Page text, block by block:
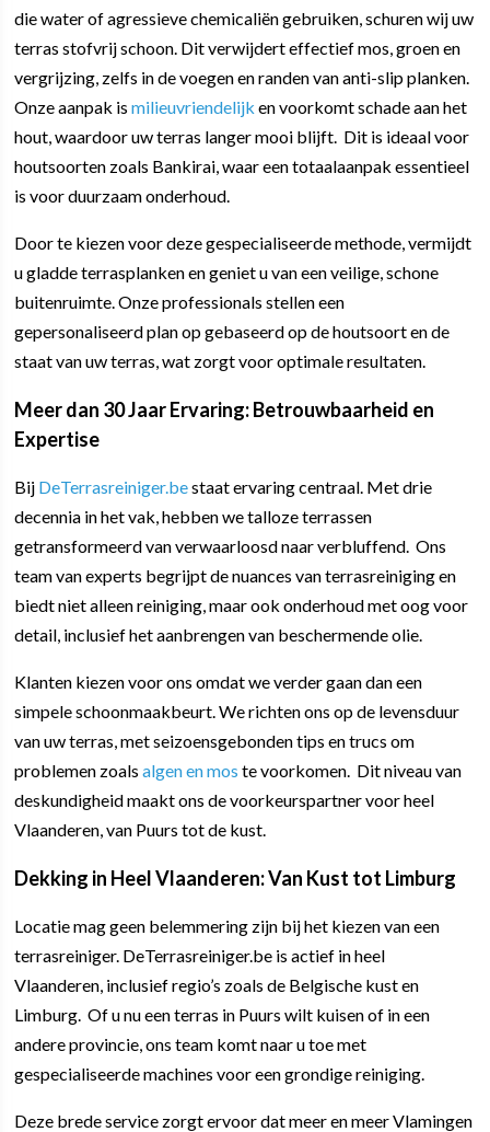
die water of agressieve chemicaliën gebruiken, schuren wij uw
terras stofvrij schoon. Dit verwijdert effectief mos, groen en
vergrijzing, zelfs in de voegen en randen van anti-slip planken.
Onze aanpak ismilieuvriendelijk en voorkomt schade aan het
hout, waardoor uw terras langer mooi blijft. Dit is ideaal voor
houtsoorten zoals Bankirai, waar een totaalaanpak essentieel
is voor duurzaam onderhoud.
Door te kiezen voor deze gespecialiseerde methode, vermijdt
u gladde terrasplanken en geniet u van een veilige, schone
buitenruimte. Onze professionals stellen een
gepersonaliseerd plan op gebaseerd op de houtsoort en de
staat van uw terras, wat zorgt voor optimale resultaten.
Meer dan 30 Jaar Ervaring: Betrouwbaarheid en
Expertise
Bij DeTerrasreiniger.bestaat ervaring centraal. Met drie
decennia in het vak, hebben we talloze terrassen
getransformeerd van verwaarloosd naar verbluffend. Ons
team van experts begrijpt de nuances van terrasreiniging en
biedt niet alleen reiniging, maar ook onderhoud met oog voor
detail, inclusief het aanbrengen van beschermende olie.
Klanten kiezen voor ons omdat we verder gaan dan een
simpele schoonmaakbeurt. We richten ons op de levensduur
van uw terras, met seizoensgebonden tips en trucs om
problemen zoalsalgen en mos te voorkomen. Dit niveau van
deskundigheid maakt ons de voorkeurspartner voor heel
Vlaanderen, van Puurs tot de kust.
Dekking in Heel Vlaanderen: Van Kust tot Limburg
Locatie mag geen belemmering zijn bij het kiezen van een
terrasreiniger. DeTerrasreiniger.be is actief in heel
Vlaanderen, inclusief regio’s zoals de Belgische kust en
Limburg. Of u nu een terras in Puurs wilt kuisen of in een
andere provincie, ons team komt naar u toe met
gespecialiseerde machines voor een grondige reiniging.
Deze brede service zorgt ervoor dat meer en meer Vlamingen